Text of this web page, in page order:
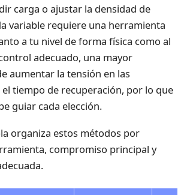
carga o ajustar la densidad de
variable requiere una herramienta
a tu nivel de forma física como al
adecuado, una mayor
aumentar la tensión en las
tiempo de recuperación, por lo que
guiar cada elección.
organiza estos métodos por
compromiso principal y